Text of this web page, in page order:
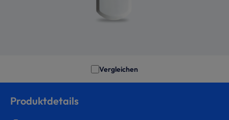
Vergleichen
Produktdetails